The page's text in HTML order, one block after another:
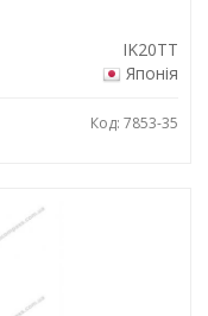
IK20TT
Японія
Код: 7853-35